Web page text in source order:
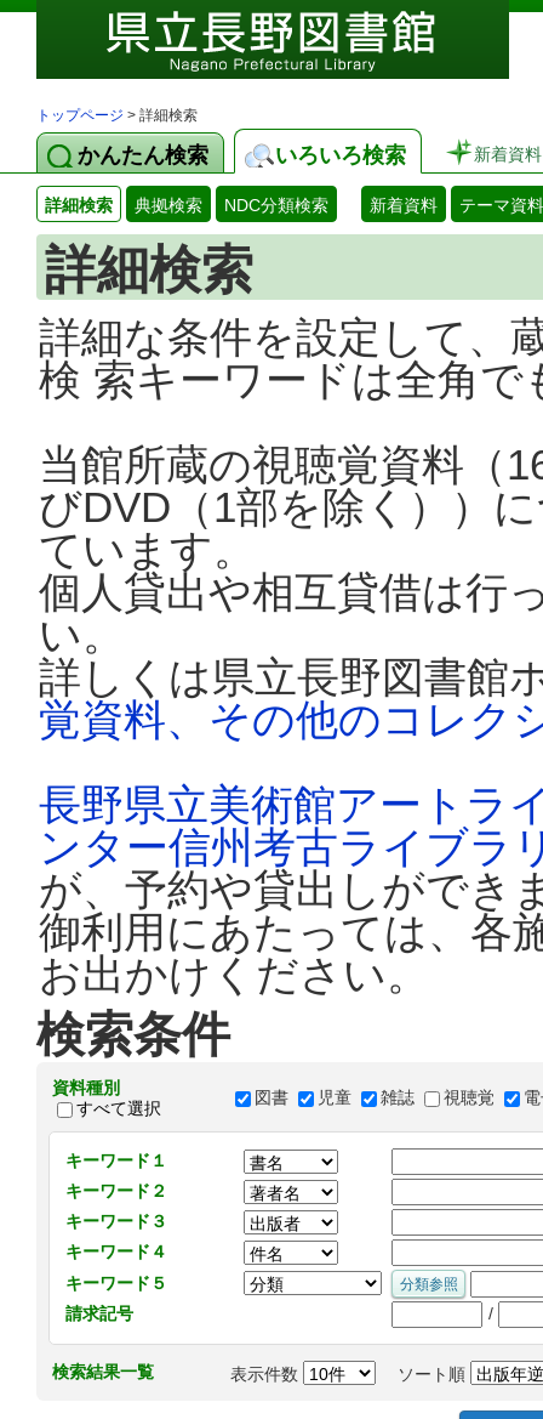
トップページ > 詳細検索
かんたん検索 いろいろ検索 新着資料
詳細検索 典拠検索 NDC分類検索 新着資料 テーマ資料
詳細検索
詳細な条件を設定して、
検 索キーワードは全角
当館所蔵の視聴覚資料（
びDVD（1部を除く））
ています。
個人貸出や相互貸借は行
い。
詳しくは県立長野図書館
覚資料、その他のコレク
長野県立美術館アートラ
ンター信州考古ライブラ
が、予約や貸出しができ
御利用にあたっては、各
お出かけください。
検索条件
資料種別
すべて選択
図書 児童 雑誌 視聴覚
キーワード１
キーワード２
キーワード３
キーワード４
キーワード５
請求記号
/
検索結果一覧 表示件数 ソート順